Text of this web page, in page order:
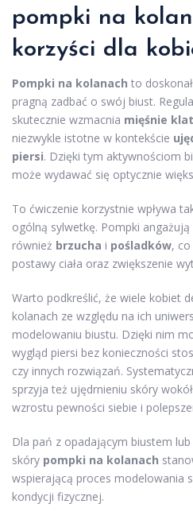
pompki na
korzyści dla
Pompki na kolanach to
pragną zadbać o swój biust.
skutecznie wzmacnia mięśnie
niezwykle istotne w kontekście
piersi. Dzięki tym aktywnościom
może wydawać się optycznie
To ćwiczenie korzystnie wpływa
ogólną sylwetkę. Pompki angażują
również brzucha i pośladków,
postawy ciała oraz zwiększenie
Warto podkreślić, że wiele kobiet
kolanach ze względu na ich
modelowaniu biustu. Dzięki nim
wygląd piersi bez konieczności
czy innych rozwiązań.
sprzyja też ujędrnieniu skóry
wzrostu pewności siebie i
Dla pań z opadającym biustem
skóry pompki na kolanach
wspierającą proces modelowania
kondycji fizycznej.